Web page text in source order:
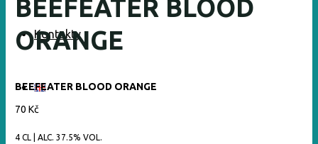
Kontakty
BEEFEATER BLOOD
ORANGE
BEEFEATER BLOOD ORANGE
70 Kč
4 CL | ALC. 37.5% VOL.